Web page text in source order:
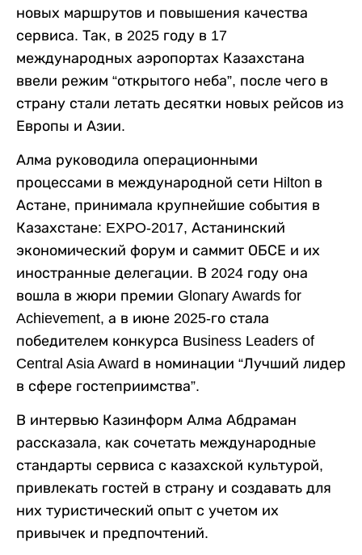
новых маршрутов и повышения качества
сервиса. Так, в 2025 году в 17
международных аэропортах Казахстана
ввели режим “открытого неба”, после чего в
страну стали летать десятки новых рейсов из
Европы и Азии.
Алма руководила операционными
процессами в международной сети Hilton в
Астане, принимала крупнейшие события в
Казахстане: EXPO-2017, Астанинский
экономический форум и саммит ОБСЕ и их
иностранные делегации. В 2024 году она
вошла в жюри премии Glonary Awards for
Achievement, а в июне 2025-го стала
победителем конкурса Business Leaders of
Central Asia Award в номинации “Лучший лидер
в сфере гостеприимства”.
В интервью Казинформ Алма Абдраман
рассказала, как сочетать международные
стандарты сервиса с казахской культурой,
привлекать гостей в страну и создавать для
них туристический опыт с учетом их
привычек и предпочтений.